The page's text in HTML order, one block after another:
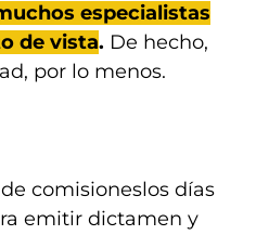
especialistas
de vista. De hecho,
por lo menos.
comisioneslos días
emitir dictamen y